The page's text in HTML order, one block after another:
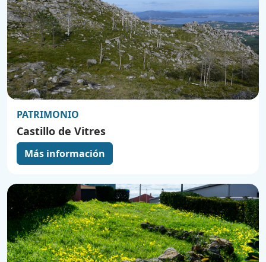
PATRIMONIO
Castillo de Vitres
Más información